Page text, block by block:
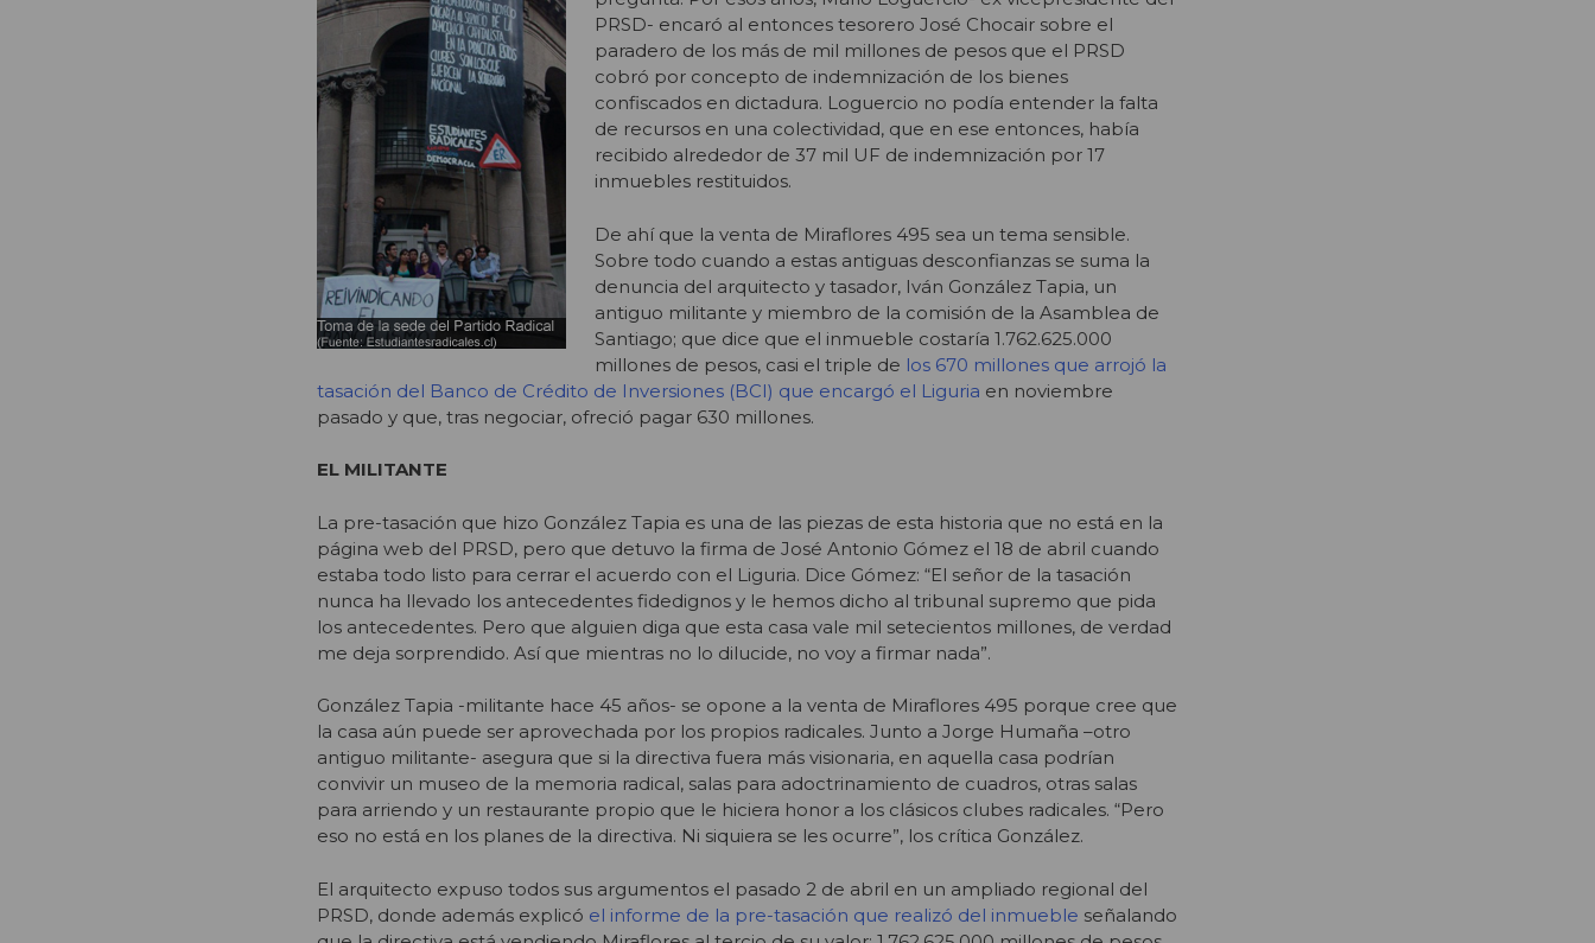
PRSD- encaró al entonces tesorero José Chocair sobre el
paradero de los más de mil millones de pesos que el PRSD
cobró por concepto de indemnización de los bienes
confiscados en dictadura. Loguercio no podía entender la falta
de recursos en una colectividad, que en ese entonces, había
recibido alrededor de 37 mil UF de indemnización por 17
inmuebles restituidos.
De ahí que la venta de Miraflores 495 sea un tema sensible.
Sobre todo cuando a estas antiguas desconfianzas se suma la
denuncia del arquitecto y tasador, Iván González Tapia, un
antiguo militante y miembro de la comisión de la Asamblea de
Santiago; que dice que el inmueble costaría 1.762.625.000
millones de pesos, casi el triple de los 670 millones que arrojó la
tasación del Banco de Crédito de Inversiones (BCI) que encargó el Liguria en noviembre
pasado y que, tras negociar, ofreció pagar 630 millones.
EL MILITANTE
La pre-tasación que hizo González Tapia es una de las piezas de esta historia que no está en la
página web del PRSD, pero que detuvo la firma de José Antonio Gómez el 18 de abril cuando
estaba todo listo para cerrar el acuerdo con el Liguria. Dice Gómez: “El señor de la tasación
nunca ha llevado los antecedentes fidedignos y le hemos dicho al tribunal supremo que pida
los antecedentes. Pero que alguien diga que esta casa vale mil setecientos millones, de verdad
me deja sorprendido. Así que mientras no lo dilucide, no voy a firmar nada”.
González Tapia -militante hace 45 años- se opone a la venta de Miraflores 495 porque cree que
la casa aún puede ser aprovechada por los propios radicales. Junto a Jorge Humaña –otro
antiguo militante- asegura que si la directiva fuera más visionaria, en aquella casa podrían
convivir un museo de la memoria radical, salas para adoctrinamiento de cuadros, otras salas
para arriendo y un restaurante propio que le hiciera honor a los clásicos clubes radicales. “Pero
eso no está en los planes de la directiva. Ni siquiera se les ocurre”, los crítica González.
El arquitecto expuso todos sus argumentos el pasado 2 de abril en un ampliado regional del
PRSD, donde además explicó el informe de la pre-tasación que realizó del inmueble señalando